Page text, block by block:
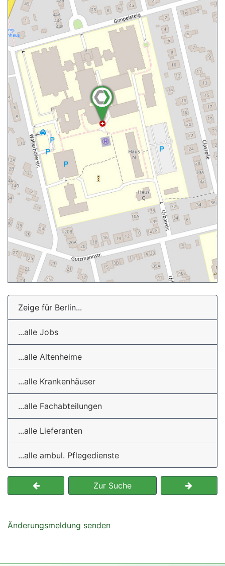
Zeige für Berlin...
...alle Jobs
...alle Altenheime
...alle Krankenhäuser
...alle Fachabteilungen
...alle Lieferanten
...alle ambul. Pflegedienste
Zur Suche
Änderungsmeldung senden